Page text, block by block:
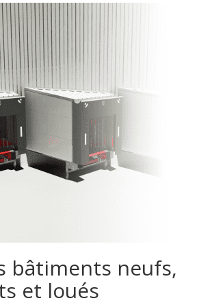
bâtiments neufs,
et loués